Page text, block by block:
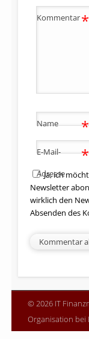
Kommentar*
Name *
E-Mail-
Adresse
*
Ja, ich
Newsletter
wirklich den
Absenden des
© 2026 IT
Organisation bei